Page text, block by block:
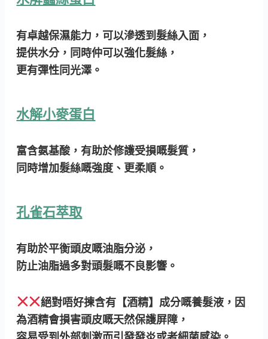
有卓越保濕能力，可以滲透到髮絲入面，
提供水分，同時仲可以強化髮絲，
更有彈性同光澤。
水解小麥蛋白
富含氨基酸，有助於修護受損嘅髮質，
同時增加髮絲嘅強度、更柔順。
孔雀石萃取
有助於平衡頭皮嘅油脂分泌，
防止油脂過多對頭髮嘅不良影響。
絕對唔好揀含有【酒精】成分嘅養髮液，因
為酒精會損害頭皮嘅天然保護屏障，